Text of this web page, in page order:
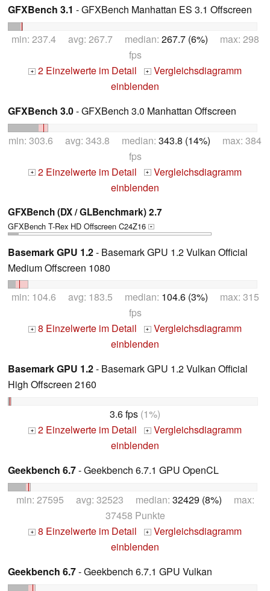
GFXBench 3.1 - GFXBench Manhattan ES 3.1 Offscreen
min: 237.4 avg: 267.7 median: 267.7 (6%) max: 298
fps
+ 2 Einzelwerte im Detail + Vergleichsdiagramm
einblenden
GFXBench 3.0- GFXBench 3.0 Manhattan Offscreen
min: 303.6 avg: 343.8 median: 343.8 (14%) max: 384
fps
+ 2 Einzelwerte im Detail + Vergleichsdiagramm
einblenden
GFXBench (DX / GLBenchmark) 2.7
GFXBench T-Rex HD Offscreen C24Z16 +
Basemark GPU 1.2- Basemark GPU 1.2 Vulkan Official
Medium Offscreen 1080
min: 104.6 avg: 183.5 median: 104.6 (3%) max: 315
fps
+ 8 Einzelwerte im Detail + Vergleichsdiagramm
einblenden
Basemark GPU 1.2- Basemark GPU 1.2 Vulkan Official
High Offscreen 2160
3.6 fps (1%)
+ 2 Einzelwerte im Detail + Vergleichsdiagramm
einblenden
Geekbench 6.7- Geekbench 6.7.1 GPU OpenCL
min: 27595 avg: 32523 median: 32429 (8%) max:
37458 Punkte
+ 8 Einzelwerte im Detail + Vergleichsdiagramm
einblenden
Geekbench 6.7- Geekbench 6.7.1 GPU Vulkan